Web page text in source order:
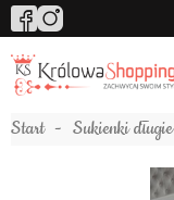
Start Sukienki długie